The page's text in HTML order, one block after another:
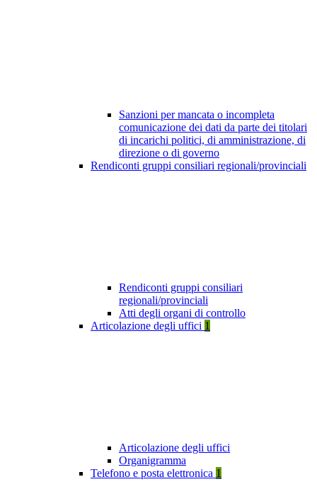
Sanzioni per mancata o incompleta
comunicazione dei dati da parte dei titolari
di incarichi politici, di amministrazione, di
direzione o di governo
Rendiconti gruppi consiliari regionali/provinciali
Rendiconti gruppi consiliari
regionali/provinciali
Atti degli organi di controllo
Articolazione degli uffici 1
Articolazione degli uffici
Organigramma
Telefono e posta elettronica 1